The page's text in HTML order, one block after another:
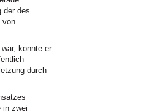
der des
von
konnte er
durch
in zwei